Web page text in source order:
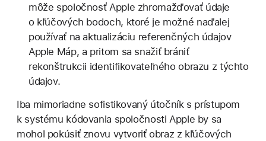
môže spoločnosť Apple zhromažďovať údaje
o kľúčových bodoch, ktoré je možné naďalej
používať na aktualizáciu referenčných údajov
Apple Máp, a pritom sa snažiť brániť
rekonštrukcii identifikovateľného obrazu z týchto
údajov.
Iba mimoriadne sofistikovaný útočník s prístupom
k systému kódovania spoločnosti Apple by sa
mohol pokúsiť znovu vytvoriť obraz z kľúčových